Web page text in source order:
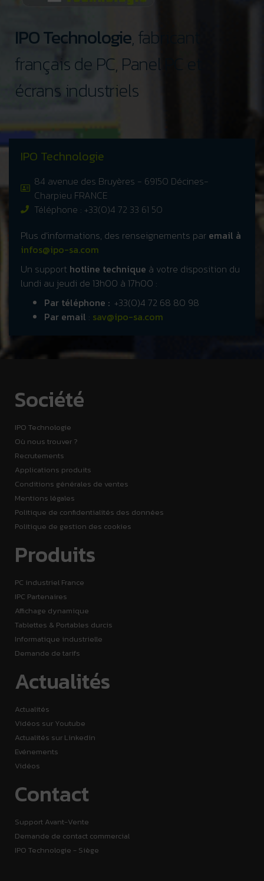
IPO Technologie, fabricant
français de PC, Panel PC et
écrans industriels
IPO Technologie
84 avenue des Bruyères - 69150 Décines-
Charpieu FRANCE
Téléphone : +33(0)4 72 33 61 50
Plus d’informations, des renseignements par email à
infos@ipo-sa.com
Un support hotline technique à votre disposition du
lundi au jeudi de 13h00 à 17h00 :
Par téléphone : +33(0)4 72 68 80 98
Par email : sav@ipo-sa.com
Société
IPO Technologie
Où nous trouver ?
Recrutements
Applications produits
Conditions générales de ventes
Mentions légales
Politique de confidentialités des données
Politique de gestion des cookies
Produits
PC industriel France
IPC Partenaires
Affichage dynamique
Tablettes & Portables durcis
Informatique industrielle
Demande de tarifs
Actualités
Actualités
Vidéos sur Youtube
Actualités sur Linkedin
Evénements
Vidéos
Contact
Support Avant-Vente
Demande de contact commercial
IPO Technologie - Siège